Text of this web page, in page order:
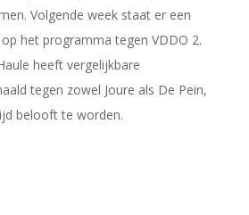
Volgende week staat er een
het programma tegen VDDO 2.
heeft vergelijkbare
tegen zowel Joure als De Pein,
belooft te worden.